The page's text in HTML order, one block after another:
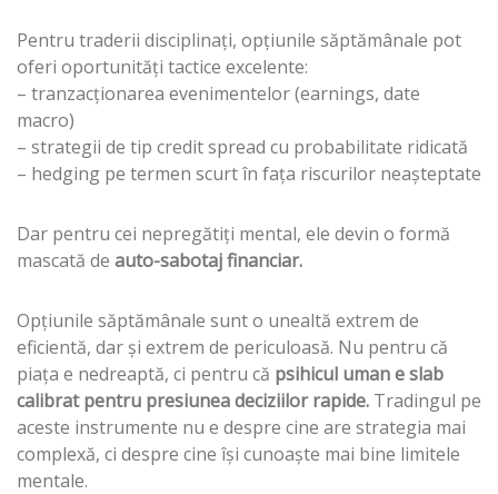
Pentru traderii disciplinați, opțiunile săptămânale pot
oferi oportunități tactice excelente:
– tranzacționarea evenimentelor (earnings, date
macro)
– strategii de tip credit spread cu probabilitate ridicată
– hedging pe termen scurt în fața riscurilor neașteptate
Dar pentru cei nepregătiți mental, ele devin o formă
mascată de auto-sabotaj financiar.
Opțiunile săptămânale sunt o unealtă extrem de
eficientă, dar și extrem de periculoasă. Nu pentru că
piața e nedreaptă, ci pentru că psihicul uman e slab
calibrat pentru presiunea deciziilor rapide. Tradingul pe
aceste instrumente nu e despre cine are strategia mai
complexă, ci despre cine își cunoaște mai bine limitele
mentale.